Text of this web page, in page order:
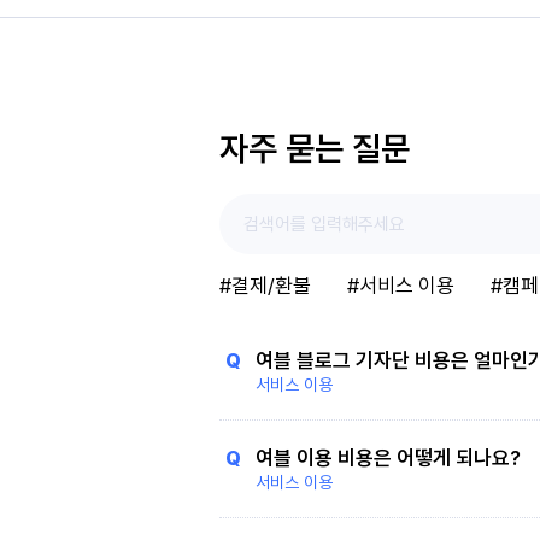
자주 묻는 질문
#결제/환불 #서비스 이용 #캠
Q 여블 블로그 기자단 비용은 얼마인
서비스 이용
Q 여블 이용 비용은 어떻게 되나요?
서비스 이용